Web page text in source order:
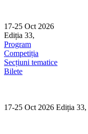
content
17-25 Oct 2026
Ediția 33,
Program
Competiția
Secțiuni tematice
Bilete
17-25 Oct 2026 Ediția 33,